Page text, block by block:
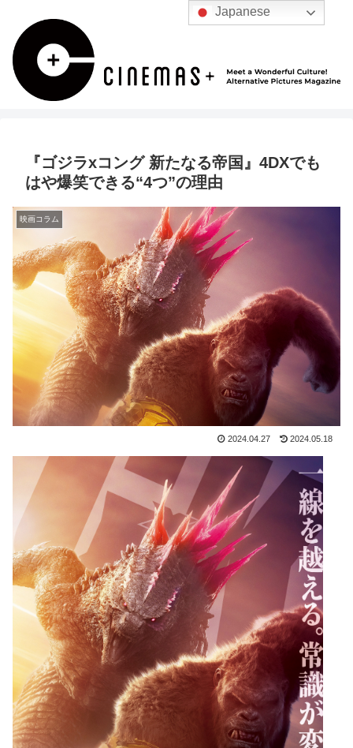
『ゴジラxコング 新たなる帝国』4DXでも
はや爆笑できる“4つ”の理由
映画コラム
2024.04.27 2024.05.18
Japanese